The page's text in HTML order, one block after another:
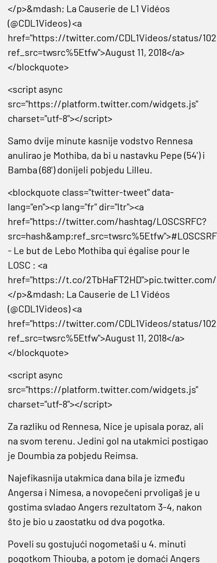
</p>&mdash; La Causerie de L1 Vidéos
(@CDL1Videos) <a
href="https://twitter.com/CDL1Videos/status/
ref_src=twsrc%5Etfw">August 11, 2018</a>
</blockquote>
<script async
src="https://platform.twitter.com/widgets.js"
charset="utf-8"></script>
Samo dvije minute kasnije vodstvo Rennesa
anulirao je Mothiba, da bi u nastavku Pepe (54') i
Bamba (68') donijeli pobjedu Lilleu.
<blockquote class="twitter-tweet" data-
lang="en"><p lang="fr" dir="ltr"><a
href="https://twitter.com/hashtag/LOSCSRFC?
- Le but de Lebo Mothiba qui égalise pour le
LOSC : <a
href="https://t.co/2TbHaFT2HD">pic.twitter.com/
</p>&mdash; La Causerie de L1 Vidéos
(@CDL1Videos) <a
href="https://twitter.com/CDL1Videos/status/
ref_src=twsrc%5Etfw">August 11, 2018</a>
</blockquote>
<script async
src="https://platform.twitter.com/widgets.js"
charset="utf-8"></script>
Za razliku od Rennesa, Nice je upisala poraz, ali
na svom terenu. Jedini gol na utakmici postigao
je Doumbia za pobjedu Reimsa.
Najefikasnija utakmica dana bila je između
Angersa i Nimesa, a novopečeni prvoligaš je u
gostima svladao Angers rezultatom 3-4, nakon
što je bio u zaostatku od dva pogotka.
Poveli su gostujući nogometaši u 4. minuti
pogotkom Thiouba, a potom je domaći Angers